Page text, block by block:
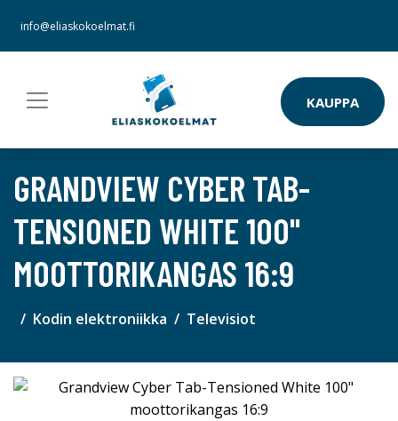
info@eliaskokoelmat.fi
KAUPPA
GRANDVIEW CYBER TAB-
TENSIONED WHITE 100"
MOOTTORIKANGAS 16:9
Kodin elektroniikka Televisiot